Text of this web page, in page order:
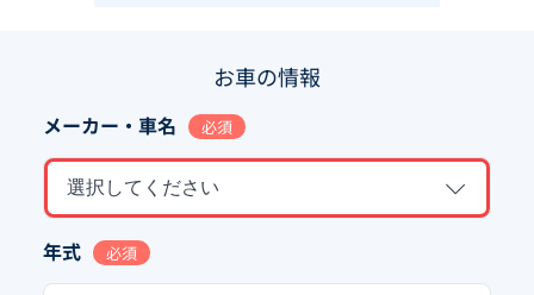
お車の情報
メーカー・車名 必須
選択してください
年式 必須